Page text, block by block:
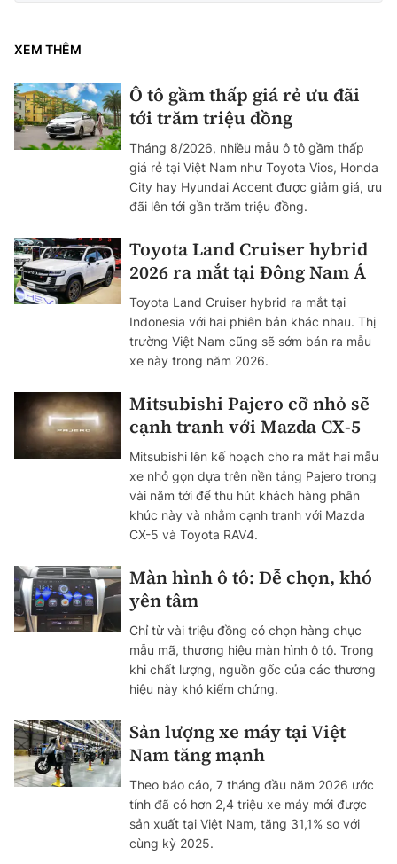
XEM THÊM
Ô tô gầm thấp giá rẻ ưu đãi
tới trăm triệu đồng
Tháng 8/2026, nhiều mẫu ô tô gầm thấp
giá rẻ tại Việt Nam như Toyota Vios, Honda
City hay Hyundai Accent được giảm giá, ưu
đãi lên tới gần trăm triệu đồng.
Toyota Land Cruiser hybrid
2026 ra mắt tại Đông Nam Á
Toyota Land Cruiser hybrid ra mắt tại
Indonesia với hai phiên bản khác nhau. Thị
trường Việt Nam cũng sẽ sớm bán ra mẫu
xe này trong năm 2026.
Mitsubishi Pajero cỡ nhỏ sẽ
cạnh tranh với Mazda CX-5
Mitsubishi lên kế hoạch cho ra mắt hai mẫu
xe nhỏ gọn dựa trên nền tảng Pajero trong
vài năm tới để thu hút khách hàng phân
khúc này và nhằm cạnh tranh với Mazda
CX-5 và Toyota RAV4.
Màn hình ô tô: Dễ chọn, khó
yên tâm
Chỉ từ vài triệu đồng có chọn hàng chục
mẫu mã, thương hiệu màn hình ô tô. Trong
khi chất lượng, nguồn gốc của các thương
hiệu này khó kiểm chứng.
Sản lượng xe máy tại Việt
Nam tăng mạnh
Theo báo cáo, 7 tháng đầu năm 2026 ước
tính đã có hơn 2,4 triệu xe máy mới được
sản xuất tại Việt Nam, tăng 31,1% so với
cùng kỳ 2025.